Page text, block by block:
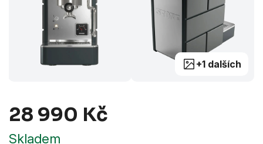
+1 dalších
28 990 Kč
Skladem